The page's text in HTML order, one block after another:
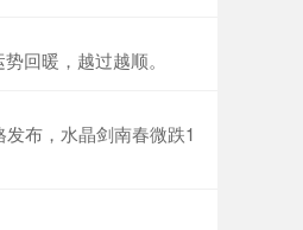
回暖，越过越顺。
布，水晶剑南春微跌1